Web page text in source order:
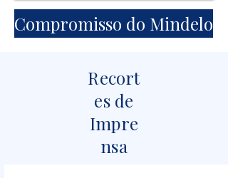
Compromisso do Mindelo
Recort
es de
Impre
nsa